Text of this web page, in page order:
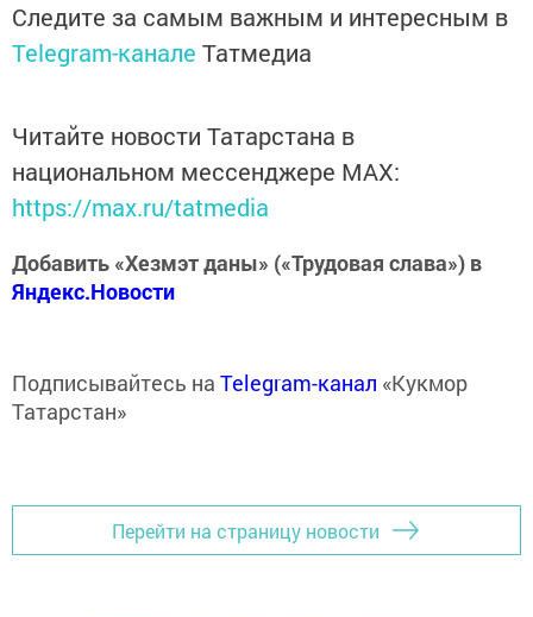
Следите за самым важным и интересным в
Telegram-канале Татмедиа
Читайте новости Татарстана в
национальном мессенджере MАХ:
https://max.ru/tatmedia
Добавить «Хезмэт даны» («Трудовая слава») в
Яндекс.Новости
Подписывайтесь на Telegram-канал «Кукмор
Татарстан»
Перейти на страницу новости